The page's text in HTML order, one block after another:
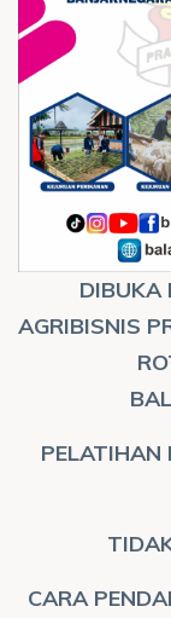
DIBUKA
AGRIBISNIS
CARA